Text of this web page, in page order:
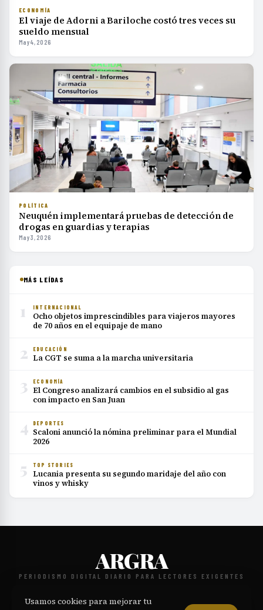
ECONOMÍA
El viaje de Adorni a Bariloche costó tres veces su
sueldo mensual
May 4, 2026
POLÍTICA
Neuquén implementará pruebas de detección de
drogas en guardias y terapias
May 3, 2026
MÁS LEÍDAS
1 INTERNACIONAL
Ocho objetos imprescindibles para viajeros mayores
de 70 años en el equipaje de mano
2 EDUCACIÓN
La CGT se suma a la marcha universitaria
3 ECONOMÍA
El Congreso analizará cambios en el subsidio al gas
con impacto en San Juan
4 DEPORTES
Scaloni anunció la nómina preliminar para el Mundial
2026
5 TOP STORIES
Lucania presenta su segundo maridaje del año con
vinos y whisky
ARGRA
PERIODISMO DIGITAL DIARIO PARA LECTORES EXIGENTES
TÉRMINOS · COOKIES
Usamos cookies para mejorar tu